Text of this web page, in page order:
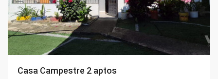
Casa Campestre 2 aptos